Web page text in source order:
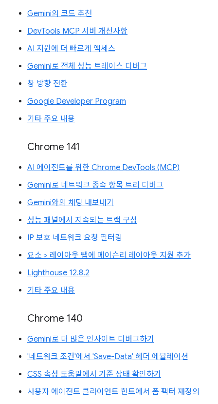
Gemini의 코드 추천
DevTools MCP 서버 개선사항
AI 지원에 더 빠르게 액세스
Gemini로 전체 성능 트레이스 디버그
창 방향 전환
Google Developer Program
기타 주요 내용
Chrome 141
AI 에이전트를 위한 Chrome DevTools (MCP)
Gemini로 네트워크 종속 항목 트리 디버그
Gemini와의 채팅 내보내기
성능 패널에서 지속되는 트랙 구성
IP 보호 네트워크 요청 필터링
요소 > 레이아웃 탭에 메이슨리 레이아웃 지원 추가
Lighthouse 12.8.2
기타 주요 내용
Chrome 140
Gemini로 더 많은 인사이트 디버그하기
'네트워크 조건'에서 'Save-Data' 헤더 에뮬레이션
CSS 속성 도움말에서 기준 상태 확인하기
사용자 에이전트 클라이언트 힌트에서 폼 팩터 재정의